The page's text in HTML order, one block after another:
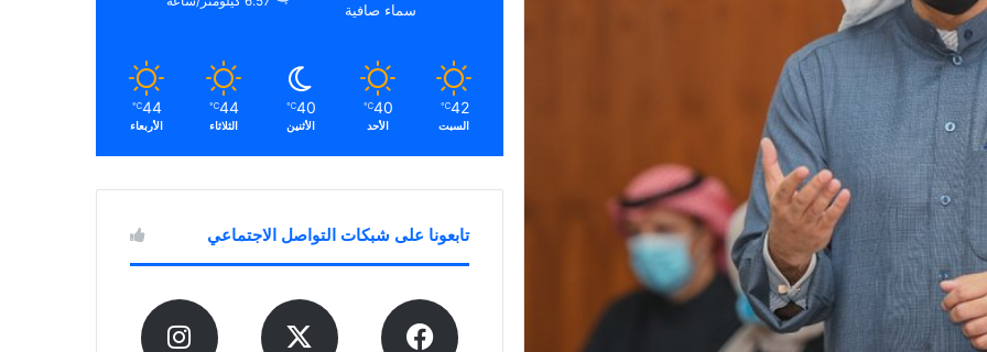
سماء صافية
42
℃
السبت
40
℃
الأحد
40
℃
الأثنين
44
℃
الثلاثاء
44
℃
الأربعاء
تابعونا على شبكات التواصل الاجتماعي